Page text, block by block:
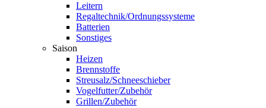
Leitern
Regaltechnik/Ordnungssysteme
Batterien
Sonstiges
Saison
Heizen
Brennstoffe
Streusalz/Schneeschieber
Vogelfutter/Zubehör
Grillen/Zubehör